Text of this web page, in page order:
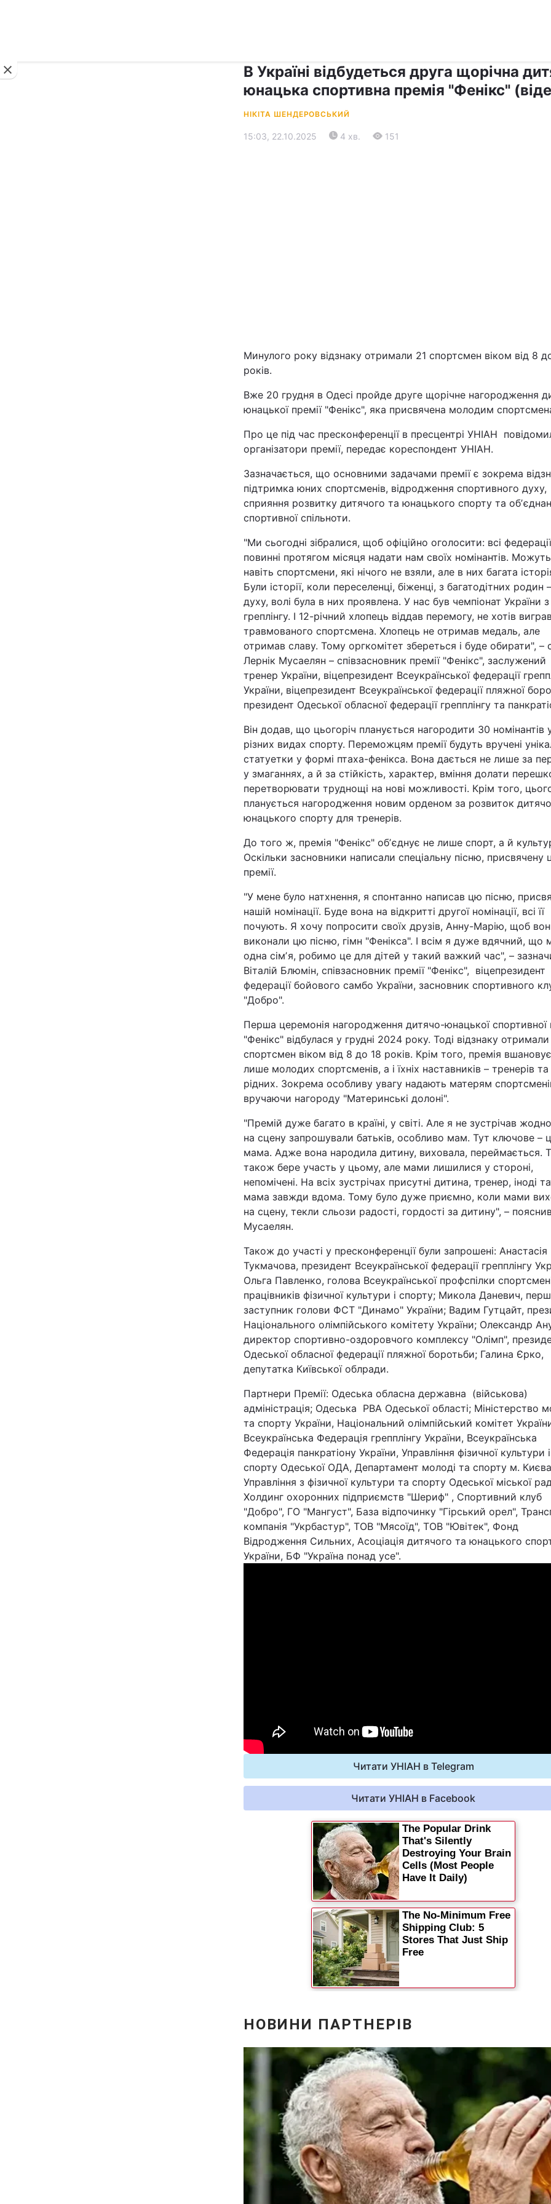
Війна
Політика
Львів
Харків
Наука
Лайт
Інциденти
Туризм
Погода
Статті
Вакансії
Пресцентр
В Україні відбудеться друга щорічна
юнацька спортивна премія "Фенікс"
НІКІТА ШЕНДЕРОВСЬКИЙ
15:03, 22.10.2025 4 хв. 151
Минулого року відзнаку отримали 21 спортсмен віком від 8
років.
Вже 20 грудня в Одесі пройде друге щорічне нагородження
юнацької премії "Фенікс", яка присвячена молодим
Про це під час пресконференції в пресцентрі УНІАН
організатори премії, передає кореспондент УНІАН.
Зазначається, що основними задачами премії є зокрема
підтримка юних спортсменів, відродження спортивного духу,
сприяння розвитку дитячого та юнацького спорту та
спортивної спільноти.
"Ми сьогодні зібралися, щоб офіційно оголосити: всі федерації
повинні протягом місяця надати нам своїх номінантів.
навіть спортсмени, які нічого не взяли, але в них багата
Були історії, коли переселенці, біженці, з багатодітних родин
духу, волі була в них проявлена. У нас був чемпіонат України з
греплінгу. І 12-річний хлопець віддав перемогу, не хотів
травмованого спортсмена. Хлопець не отримав медаль, але
отримав славу. Тому оргкомітет збереться і буде обирати", –
Лернік Мусаелян – співзасновник премії "Фенікс", заслужений
тренер України, віцепрезидент Всеукраїнської федерації
України, віцепрезидент Всеукраїнської федерації пляжної
президент Одеської обласної федерації грепплінгу та
Він додав, що цьогоріч планується нагородити 30 номінантів
різних видах спорту. Переможцям премії будуть вручені
статуетки у формі птаха-фенікса. Вона дається не лише за
у змаганнях, а й за стійкість, характер, вміння долати
перетворювати труднощі на нові можливості. Крім того,
планується нагородження новим орденом за розвиток
юнацького спорту для тренерів.
До того ж, премія "Фенікс" обʼєднує не лише спорт, а й
Оскільки засновники написали спеціальну пісню, присвячену
премії.
"У мене було натхнення, я спонтанно написав цю пісню,
нашій номінації. Буде вона на відкритті другої номінації, всі її
почують. Я хочу попросити своїх друзів, Анну-Марію, щоб
виконали цю пісню, гімн "Фенікса". І всім я дуже вдячний, що
одна сімʼя, робимо це для дітей у такий важкий час", –
Віталій Блюмін, співзасновник премії "Фенікс", віцепрезидент
федерації бойового самбо України, засновник спортивного
"Добро".
Перша церемонія нагородження дитячо-юнацької спортивної
"Фенікс" відбулася у грудні 2024 року. Тоді відзнаку отримали
спортсмен віком від 8 до 18 років. Крім того, премія
лише молодих спортсменів, а і їхніх наставників – тренерів та
рідних. Зокрема особливу увагу надають матерям
вручаючи нагороду "Материнські долоні".
"Премій дуже багато в країні, у світі. Але я не зустрічав
на сцену запрошували батьків, особливо мам. Тут ключове –
мама. Адже вона народила дитину, виховала, переймається.
також бере участь у цьому, але мами лишилися у стороні,
непомічені. На всіх зустрічах присутні дитина, тренер, іноді
мама завжди вдома. Тому було дуже приємно, коли мами
на сцену, текли сльози радості, гордості за дитину", –
Мусаелян.
Також до участі у пресконференції були запрошені: Анастасія
Тукмачова, президент Всеукраїнської федерації грепплінгу
Ольга Павленко, голова Всеукраїнської профспілки
працівників фізичної культури і спорту; Микола Даневич,
заступник голови ФСТ "Динамо" України; Вадим Гутцайт,
Національного олімпійського комітету України; Олександр
директор спортивно-оздоровчого комплексу "Олімп",
Одеської обласної федерації пляжної боротьби; Галина Єрко,
депутатка Київської облради.
Партнери Премії: Одеська обласна державна (військова)
адміністрація; Одеська РВА Одеської області; Міністерство
та спорту України, Національний олімпійський комітет
Всеукраїнська Федерація грепплінгу України, Всеукраїнська
Федерація панкратіону України, Управління фізичної культури і
спорту Одеської ОДА, Департамент молоді та спорту м.
Управління з фізичної культури та спорту Одеської міської
Холдинг охоронних підприємств "Шериф" , Спортивний клуб
"Добро", ГО "Мангуст", База відпочинку "Гірський орел",
компанія "Укрбастур", ТОВ "Мясоїд", ТОВ "Ювітек", Фонд
Відродження Сильних, Асоціація дитячого та юнацького
України, БФ "Україна понад усе".
Читати УНІАН в Telegram
Читати УНІАН в Facebook